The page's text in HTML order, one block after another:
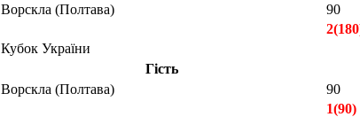
Ворскла (Полтава) 90
Кубок України
Гість
Ворскла (Полтава) 90
1(90)